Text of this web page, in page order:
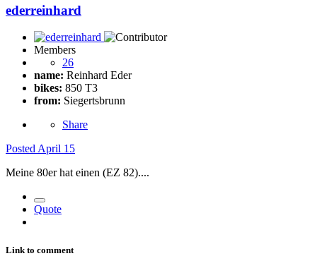
ederreinhard
Members
26
name: Reinhard Eder
bikes: 850 T3
from: Siegertsbrunn
Share
Posted April 15
Meine 80er hat einen (EZ 82)....
Quote
Link to comment